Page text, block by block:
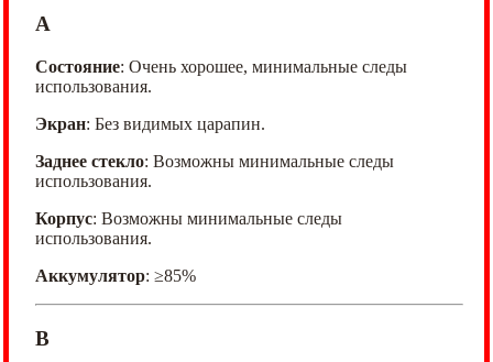
A
Состояние: Очень хорошее, минимальные следы
использования.
Экран: Без видимых царапин.
Заднее стекло: Возможны минимальные следы
использования.
Корпус: Возможны минимальные следы
использования.
Аккумулятор: ≥85%
B